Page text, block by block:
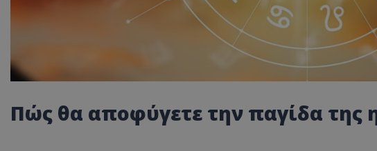
Πώς θα αποφύγετε την παγίδα της